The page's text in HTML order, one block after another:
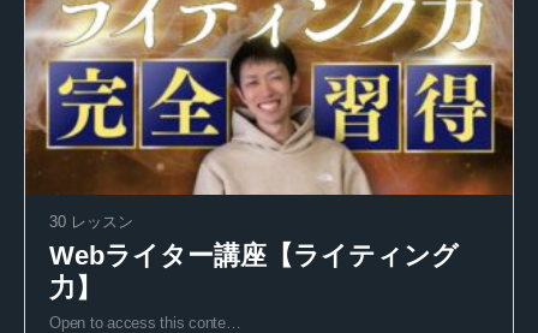
30 レッスン
Webライター講座【ライティング
力】
Open to access this conte…